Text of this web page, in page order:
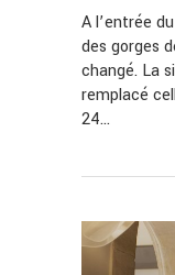
A l’entrée
des gorges
changé. La
remplacé
24…